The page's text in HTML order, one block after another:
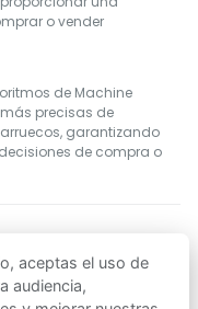
o vender
de Machine
precisas de
garantizando
de compra o
aceptas el uso de
audiencia,